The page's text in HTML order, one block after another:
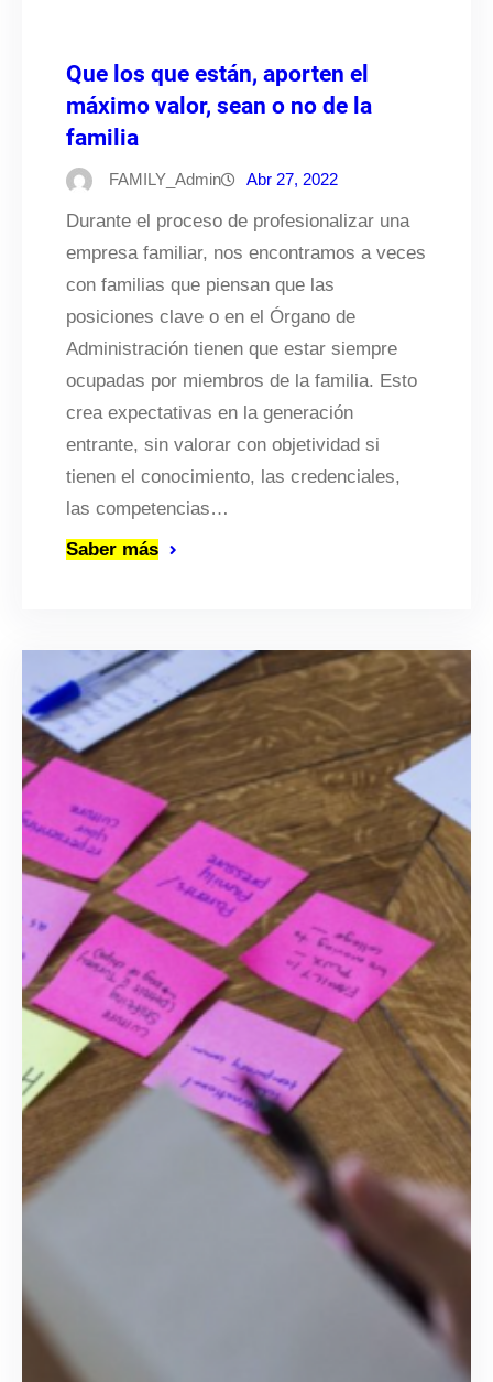
Que los que están, aporten el
máximo valor, sean o no de la
familia
FAMILY_Admin Abr 27, 2022
Durante el proceso de profesionalizar una
empresa familiar, nos encontramos a veces
con familias que piensan que las
posiciones clave o en el Órgano de
Administración tienen que estar siempre
ocupadas por miembros de la familia. Esto
crea expectativas en la generación
entrante, sin valorar con objetividad si
tienen el conocimiento, las credenciales,
las competencias…
Saber más